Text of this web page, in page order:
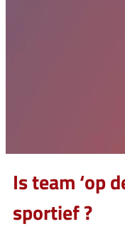
Is team ‘op
sportief ?